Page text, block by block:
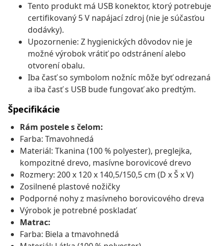
Tento produkt má USB konektor, ktorý potrebuje
certifikovaný 5 V napájací zdroj (nie je súčasťou
dodávky).
Upozornenie: Z hygienických dôvodov nie je
možné výrobok vrátiť po odstránení alebo
otvorení obalu.
Iba časť so symbolom nožníc môže byť odrezaná
a iba časť s USB bude fungovať ako predtým.
Špecifikácie
Rám postele s čelom:
Farba: Tmavohnedá
Materiál: Tkanina (100 % polyester), preglejka,
kompozitné drevo, masívne borovicové drevo
Rozmery: 200 x 120 x 140,5/150,5 cm (D x Š x V)
Zosilnené plastové nožičky
Podporné nohy z masívneho borovicového dreva
Výrobok je potrebné poskladať
Matrac:
Farba: Biela a tmavohnedá